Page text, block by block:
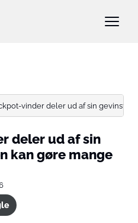
vinder deler ud af sin gevinst:
deler ud af sin
kan gøre mange